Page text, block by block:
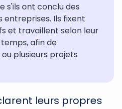
s'ils ont conclu des
Ils fixent
et travaillent selon leur
afin de
plusieurs projets
leurs propres